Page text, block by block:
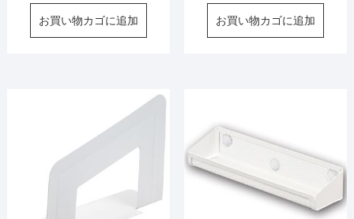
お買い物カゴに追加 お買い物カゴに追加